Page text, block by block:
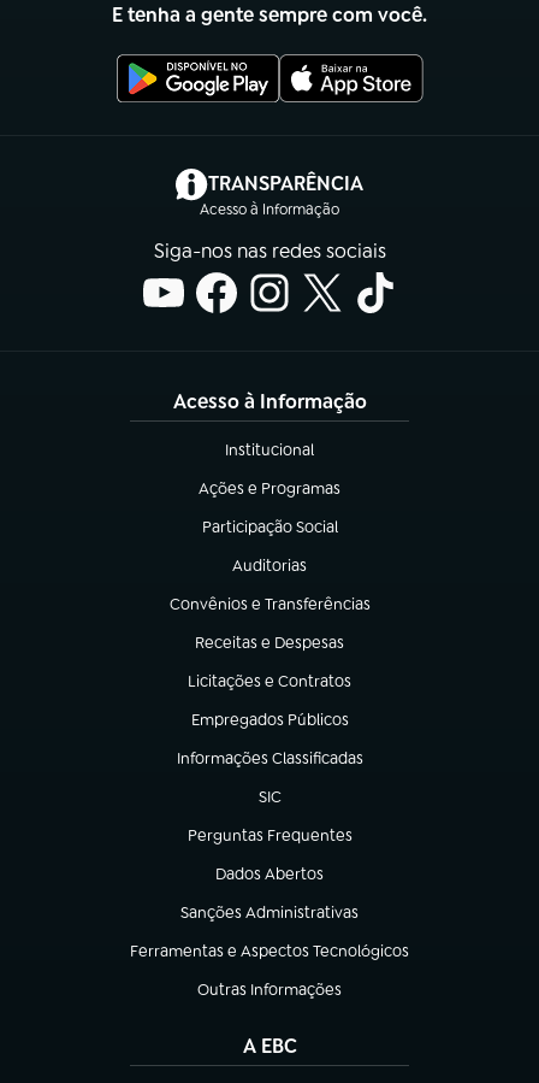
E tenha a gente sempre com você.
TRANSPARÊNCIA
Acesso à Informação
(abre em nova aba)
Siga-nos nas redes sociais
Acesso à Informação
Institucional
(abre em nova aba)
Ações e Programas
(abre em nova aba)
Participação Social
(abre em nova aba)
Auditorias
(abre em nova aba)
Convênios e Transferências
(abre em nova aba)
Receitas e Despesas
(abre em nova aba)
Licitações e Contratos
(abre em nova aba)
Empregados Públicos
(abre em nova aba)
Informações Classificadas
(abre em nova aba)
SIC
(abre em nova aba)
Perguntas Frequentes
(abre em nova aba)
Dados Abertos
(abre em nova aba)
Sanções Administrativas
(abre em nova aba)
Ferramentas e Aspectos Tecnológicos
(abre em nova aba)
Outras Informações
(abre em nova aba)
A EBC